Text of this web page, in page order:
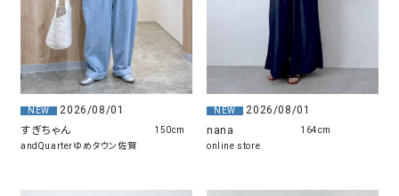
NEW
2026/08/01
すぎちゃん
andQuarterゆめタウン佐賀
150cm
NEW
2026/08/01
nana
online store
164cm